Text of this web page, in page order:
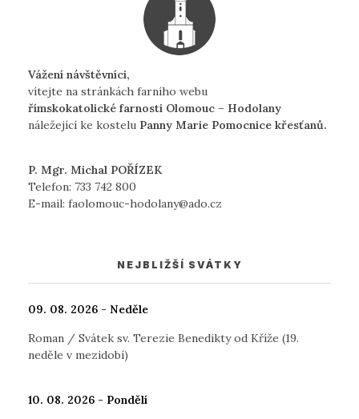
Vážení návštěvníci,
vítejte na stránkách farního webu
římskokatolické farnosti Olomouc – Hodolany
náležející ke kostelu Panny Marie Pomocnice křesťanů.
P. Mgr. Michal POŘÍZEK
Telefon: 733 742 800
E-mail: faolomouc-hodolany@ado.cz
NEJBLIŽŠÍ SVÁTKY
09. 08. 2026 - Neděle
Roman / Svátek sv. Terezie Benedikty od Kříže (19.
neděle v mezidobí)
10. 08. 2026 - Pondělí